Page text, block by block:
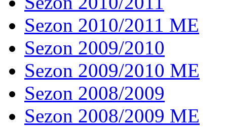
Sezon 2010/2011 ME
Sezon 2009/2010
Sezon 2009/2010 ME
Sezon 2008/2009
Sezon 2008/2009 ME